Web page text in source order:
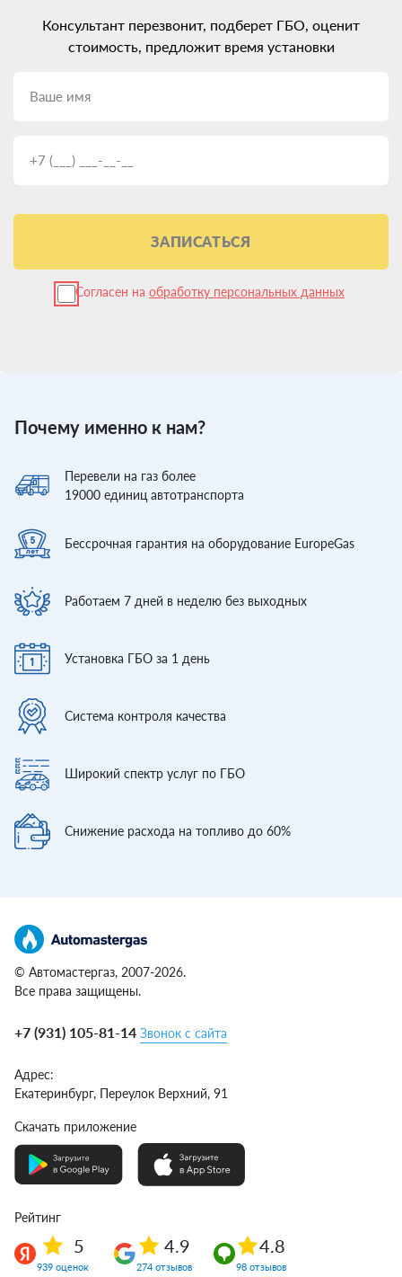
Консультант перезвонит, подберет ГБО, оценит
стоимость, предложит время установки
ЗАПИСАТЬСЯ
Согласен на обработку персональных данных
Почему именно к нам?
Перевели на газ более
19000 единиц автотранспорта
Бессрочная гарантия на оборудование EuropeGas
Работаем 7 дней в неделю без выходных
Установка ГБО за 1 день
Система контроля качества
Широкий спектр услуг по ГБО
Снижение расхода на топливо до 60%
© Автомастергаз, 2007-2026.
Все права защищены.
+7 (931) 105-81-14 Звонок с сайта
Адрес:
Екатеринбург, Переулок Верхний, 91
Скачать приложение
Рейтинг
5
939 оценок
4.9
274 отзывов
4.8
98 отзывов